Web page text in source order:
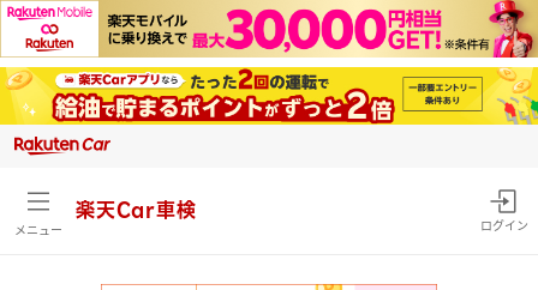
メニュー
楽天Car車検
ログイン